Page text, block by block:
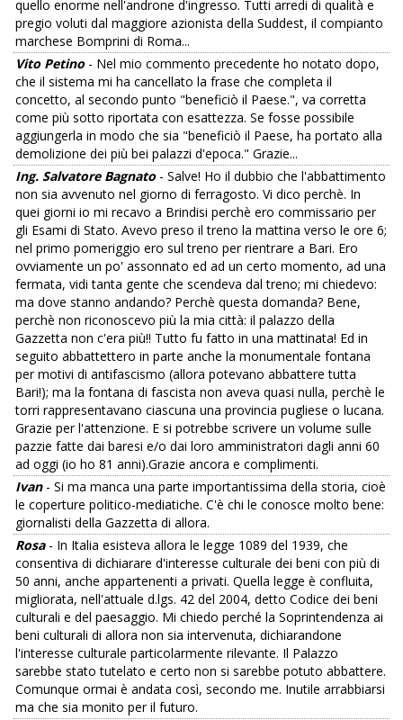
quello enorme nell'androne d'ingresso. Tutti arredi di qualità e
pregio voluti dal maggiore azionista della Suddest, il compianto
marchese Bomprini di Roma...
Vito Petino - Nel mio commento precedente ho notato dopo,
che il sistema mi ha cancellato la frase che completa il
concetto, al secondo punto "beneficiò il Paese.", va corretta
come più sotto riportata con esattezza. Se fosse possibile
aggiungerla in modo che sia "beneficiò il Paese, ha portato alla
demolizione dei più bei palazzi d'epoca." Grazie...
Ing. Salvatore Bagnato- Salve! Ho il dubbio che l'abbattimento
non sia avvenuto nel giorno di ferragosto. Vi dico perchè. In
quei giorni io mi recavo a Brindisi perchè ero commissario per
gli Esami di Stato. Avevo preso il treno la mattina verso le ore 6;
nel primo pomeriggio ero sul treno per rientrare a Bari. Ero
ovviamente un po' assonnato ed ad un certo momento, ad una
fermata, vidi tanta gente che scendeva dal treno; mi chiedevo:
ma dove stanno andando? Perchè questa domanda? Bene,
perchè non riconoscevo più la mia città: il palazzo della
Gazzetta non c'era più!! Tutto fu fatto in una mattinata! Ed in
seguito abbattettero in parte anche la monumentale fontana
per motivi di antifascismo (allora potevano abbattere tutta
Bari!); ma la fontana di fascista non aveva quasi nulla, perchè le
torri rappresentavano ciascuna una provincia pugliese o lucana.
Grazie per l'attenzione. E si potrebbe scrivere un volume sulle
pazzie fatte dai baresi e/o dai loro amministratori dagli anni 60
ad oggi (io ho 81 anni).Grazie ancora e complimenti.
Ivan- Si ma manca una parte importantissima della storia, cioè
le coperture politico-mediatiche. C'è chi le conosce molto bene:
giornalisti della Gazzetta di allora.
Rosa- In Italia esisteva allora le legge 1089 del 1939, che
consentiva di dichiarare d'interesse culturale dei beni con più di
50 anni, anche appartenenti a privati. Quella legge è confluita,
migliorata, nell'attuale d.lgs. 42 del 2004, detto Codice dei beni
culturali e del paesaggio. Mi chiedo perché la Soprintendenza ai
beni culturali di allora non sia intervenuta, dichiarandone
l'interesse culturale particolarmente rilevante. Il Palazzo
sarebbe stato tutelato e certo non si sarebbe potuto abbattere.
Comunque ormai è andata così, secondo me. Inutile arrabbiarsi
ma che sia monito per il futuro.